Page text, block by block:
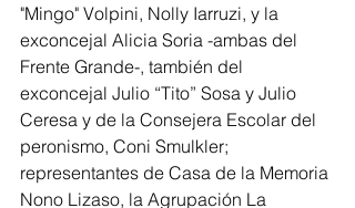
"Mingo" Volpini, Nolly Iarruzi, y la
exconcejal Alicia Soria -ambas del
Frente Grande-, también del
exconcejal Julio “Tito” Sosa y Julio
Ceresa y de la Consejera Escolar del
peronismo, Coni Smulkler;
representantes de Casa de la Memoria
Nono Lizaso, la Agrupación La